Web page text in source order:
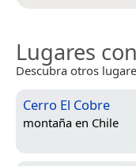
Lugares
Descubra otros
Cerro El Cobre
montaña en Chile